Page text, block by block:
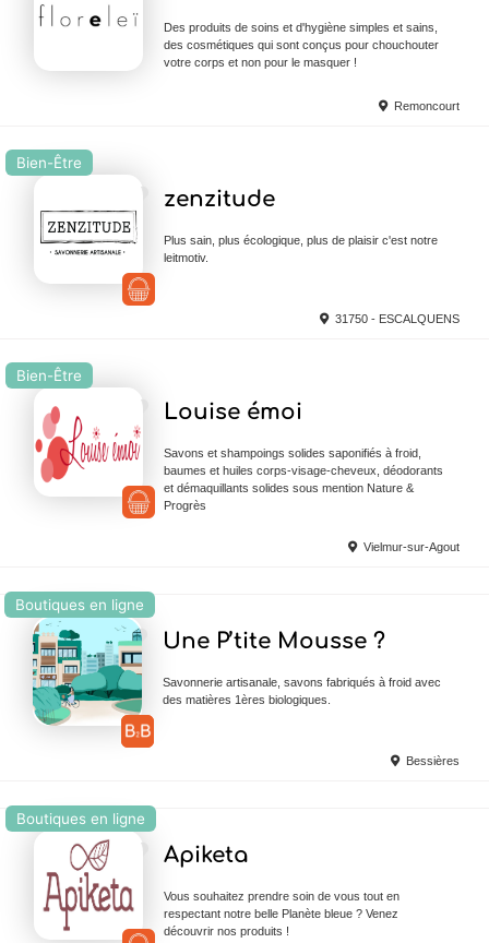
Des produits de soins et d'hygiène simples et sains,
des cosmétiques qui sont conçus pour chouchouter
votre corps et non pour le masquer !
Remoncourt
Bien-Être
zenzitude
Plus sain, plus écologique, plus de plaisir c'est notre
leitmotiv.
31750 - ESCALQUENS
Bien-Être
Louise émoi
Savons et shampoings solides saponifiés à froid,
baumes et huiles corps-visage-cheveux, déodorants
et démaquillants solides sous mention Nature &
Progrès
Vielmur-sur-Agout
Boutiques en ligne
Une P’tite Mousse ?
Savonnerie artisanale, savons fabriqués à froid avec
des matières 1ères biologiques.
Bessières
Boutiques en ligne
Apiketa
Vous souhaitez prendre soin de vous tout en
respectant notre belle Planète bleue ? Venez
découvrir nos produits !